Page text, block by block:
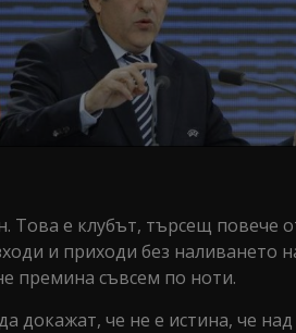
е клубът, търсещ повече
и приходи без наливането
премина съвсем по ноти.
докажат, че не е истина, че